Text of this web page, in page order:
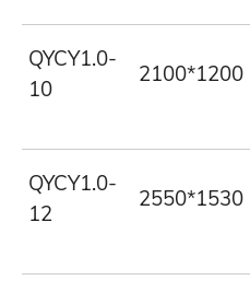
QYCY1.0-
10
2100*1200
QYCY1.0-
12
2550*1530